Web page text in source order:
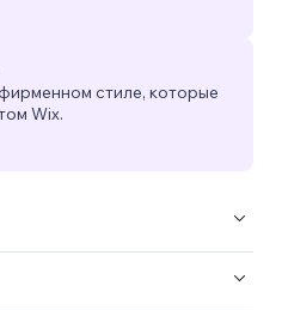
стиле, которые
Wix.